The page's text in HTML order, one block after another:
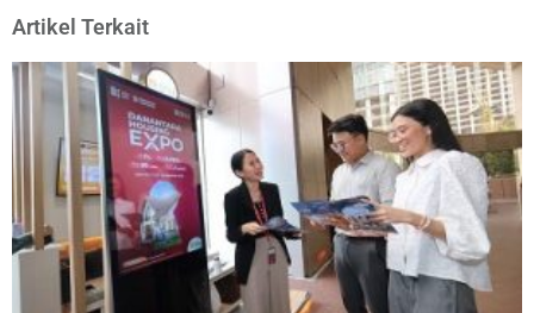
Artikel Terkait